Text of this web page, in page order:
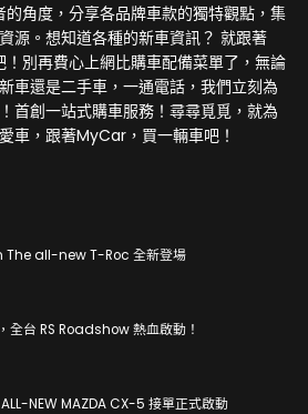
角度，分享各品牌車款的獨特觀點，集
源。想知道各種的新車資訊？ 就跟著
別再費心上網比購車配備菜單了，無論
車還是二手車，一通電話，我們立刻為
首創一站式購車服務！尋尋覓覓，就為
車，跟著MyCar，買一輛車吧！
The all-new T-Roc 全新登場
台 RS Roadshow 熱血啟動！
NEW MAZDA CX-5 接單正式啟動